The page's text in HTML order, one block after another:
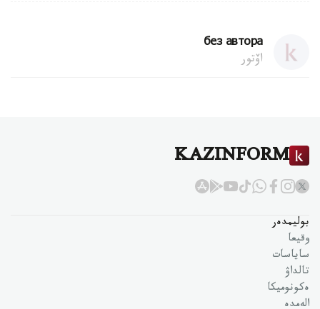
без автора
اۆتور
KAZINFORM
بوليمدەر
وقيعا
ساياسات
تالداۋ
ەكونوميكا
الەمدە